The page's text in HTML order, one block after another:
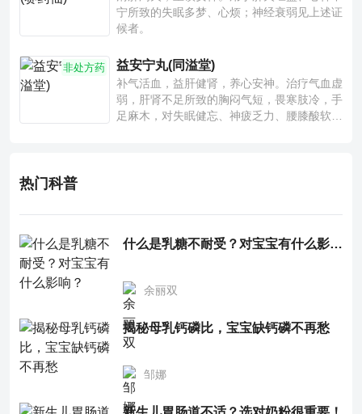
宁所致的失眠多梦、心烦；神经衰弱见上述证
候者。
非处方药 益安宁丸(同溢堂)
补气活血，益肝健肾，养心安神。治疗气血虚
弱，肝肾不足所致的胸闷气短，畏寒肢冷，手
足麻木，对失眠健忘、神疲乏力、腰膝酸软也
热门科普
什么是乳糖不耐受？对宝宝有什么影响？
余丽双
揭秘母乳钙磷比，宝宝缺钙磷不再愁
邹娜